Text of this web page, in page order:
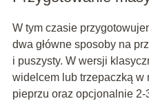
W tym czasie
dwa główne sposoby na
i puszysty. W wersji
widelcem lub trzepaczką w
pieprzu oraz opcjonalnie 2-